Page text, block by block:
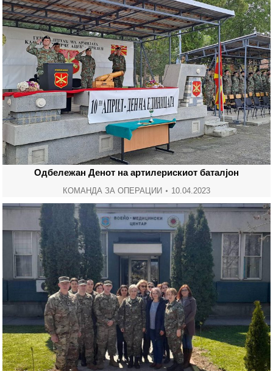
Одбележан Денот на артилерискиот баталјон
КОМАНДА ЗА ОПЕРАЦИИ 10.04.2023